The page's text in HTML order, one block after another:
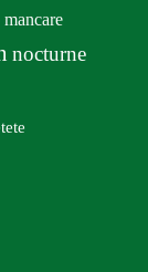
mancare
nocturne